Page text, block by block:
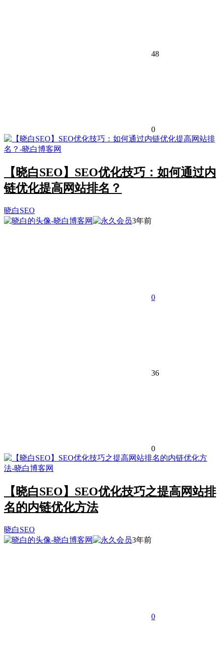
48
0
【晓白SEO】SEO优化技巧：如何通过内
链优化提高网站排名？
晓白SEO
3年前
0
36
0
【晓白SEO】SEO优化技巧之提高网站排
名的内链优化方法
晓白SEO
3年前
0